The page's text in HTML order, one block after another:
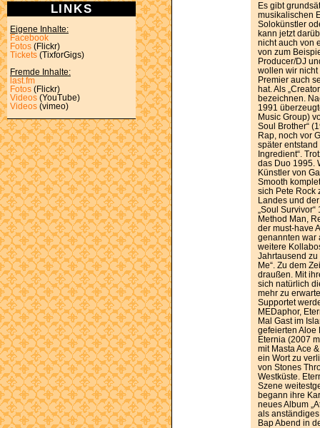
LINKS
Eigene Inhalte:
Facebook
Fotos (Flickr)
Tickets (TixforGigs)
Fremde Inhalte:
last.fm
Fotos (Flickr)
Videos (YouTube)
Videos (vimeo)
Es gibt
musikalischen
Solokünstler
kann jetzt
nicht auch von
von zum
Producer/DJ
wollen wir nicht
Premier auch
hat. Als
bezeichnen.
1991
Music Group)
Soul Brother“
Rap, noch vor
später entstand
Ingredient“.
das Duo 1995.
Künstler von
Smooth
sich Pete Rock
Landes und
„Soul
Method Man,
der must-have
genannten war
weitere
Jahrtausend zu
Me“. Zu dem
draußen. Mit
sich natürlich
mehr zu
Supportet
MEDaphor,
Mal Gast im
gefeierten Aloe
Eternia (2007
mit Masta Ace
ein Wort zu
von Stones
Westküste.
Szene
begann ihre
neues Album
als
Bap Abend in